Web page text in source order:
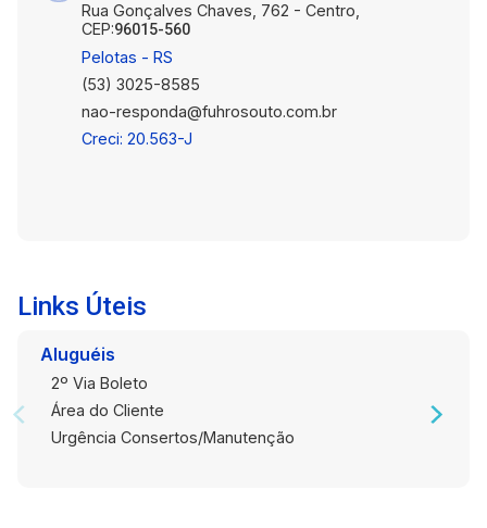
conheça o espaço ideal para o crescimento do
seu negócio.
Rua Gonçalves Chaves, 762 - Centro,
CEP:96015-560
Pelotas - RS
(53) 3025-8585
nao-responda@fuhrosouto.com.br
Creci: 20.563-J
Links Úteis
Aluguéis
2º Via Boleto
Área do Cliente
Urgência Consertos/Manutenção